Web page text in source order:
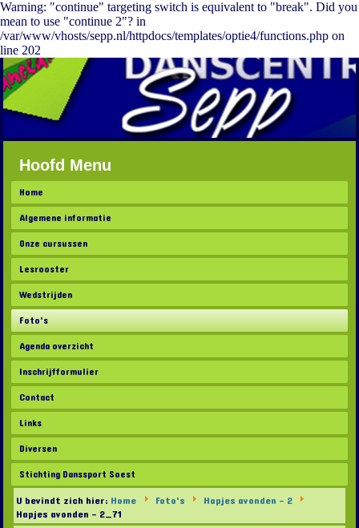
Warning: "continue" targeting switch is equivalent to "break". Did you
mean to use "continue 2"? in
/var/www/vhosts/sepp.nl/httpdocs/templates/optie4/functions.php on
line 202
Hoofd Menu
Home
Algemene informatie
Onze cursussen
Lesrooster
Wedstrijden
Foto's
Agenda overzicht
Inschrijfformulier
Contact
Links
Diversen
Stichting Danssport Soest
U bevindt zich hier: Home Foto's Hapjes avonden - 2
Hapjes avonden - 2_71